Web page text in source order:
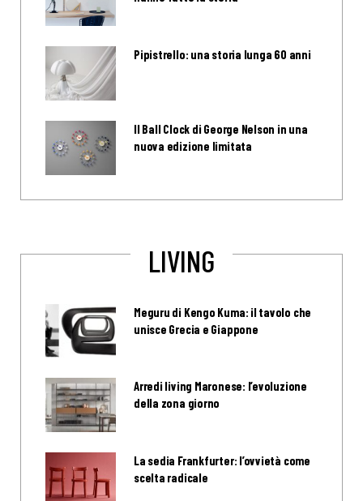
Pipistrello: una storia lunga 60 anni
Il Ball Clock di George Nelson in una
nuova edizione limitata
LIVING
Meguru di Kengo Kuma: il tavolo che
unisce Grecia e Giappone
Arredi living Maronese: l’evoluzione
della zona giorno
La sedia Frankfurter: l’ovvietà come
scelta radicale